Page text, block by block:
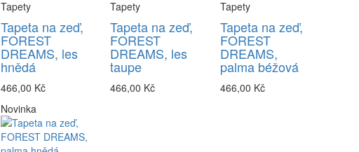
Tapety
Tapeta na zeď,
FOREST
DREAMS, les
hnědá
466,00 Kč
Tapety
Tapeta na zeď,
FOREST
DREAMS, les
taupe
466,00 Kč
Tapety
Tapeta na zeď,
FOREST
DREAMS,
palma béžová
466,00 Kč
Novinka